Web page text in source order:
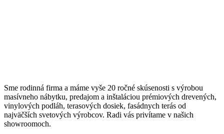
Sme rodinná firma a máme vyše 20 ročné skúsenosti s výrobou
masívneho nábytku, predajom a inštaláciou prémiových drevených,
vinylových podláh, terasových dosiek, fasádnych terás od
najväčších svetových výrobcov. Radi vás privítame v našich
showroomoch.